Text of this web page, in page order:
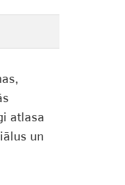
atlasa
un